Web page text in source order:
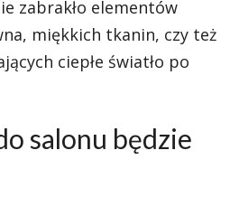
zabrakło elementów
miękkich tkanin, czy też
ciepłe światło po
salonu będzie